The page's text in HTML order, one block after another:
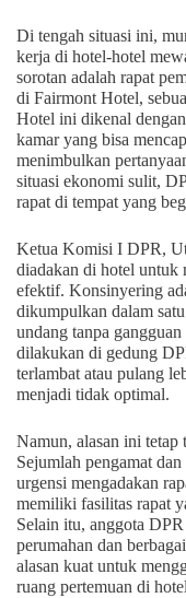
Di tengah situasi ini,
kerja di hotel-hotel
sorotan adalah rapat
di Fairmont Hotel,
Hotel ini dikenal
kamar yang bisa
menimbulkan
situasi ekonomi sulit,
rapat di tempat yang
Ketua Komisi I DPR,
diadakan di hotel untuk
efektif. Konsinyering
dikumpulkan dalam
undang tanpa
dilakukan di gedung
terlambat atau pulang
menjadi tidak optimal.
Namun, alasan ini
Sejumlah pengamat
urgensi mengadakan
memiliki fasilitas rapat
Selain itu, anggota
perumahan dan
alasan kuat untuk
ruang pertemuan di